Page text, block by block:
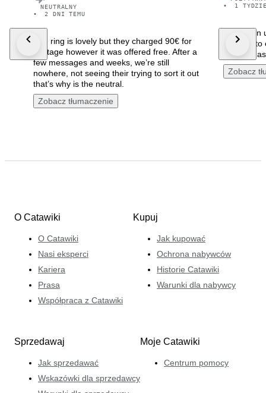
NEUTRALNY
•
2 DNI TEMU
The ring is lovely but they charged 90€ for
postage however it was offered free. After a
few messages and weeks, we’re still
nowhere, not seeing their trying to sort it out
that’s why is the neutral.
Zobacz tłumaczenie
•
1
Arrivato
ben
Sono
Zobacz
O Catawiki
O Catawiki
Nasi eksperci
Kariera
Prasa
Współpraca z Catawiki
Kupuj
Jak kupować
Ochrona nabywców
Historie Catawiki
Warunki dla nabywcy
Sprzedawaj
Jak sprzedawać
Wskazówki dla sprzedawcy
Moje Catawiki
Centrum pomocy